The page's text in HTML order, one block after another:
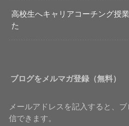
高校生へキャリアコーチング授
た
ブログをメルマガ登録（無料）
メールアドレスを記入すると、
信できます。